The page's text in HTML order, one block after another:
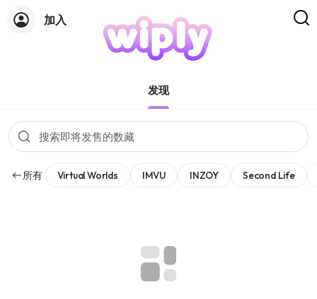
加入
发现
所有 Virtual Worlds IMVU INZOY Second Life